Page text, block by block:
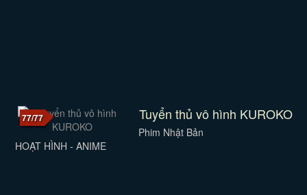
77/77 Tuyển thủ vô hình KUROKO
Phim Nhật Bản
HOẠT HÌNH - ANIME